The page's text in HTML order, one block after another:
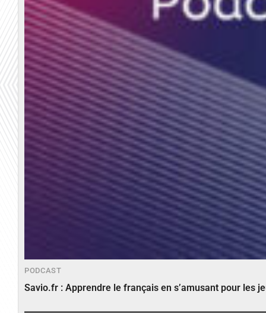
PODCAST
Savio.fr : Apprendre le français en s’amusant pour les